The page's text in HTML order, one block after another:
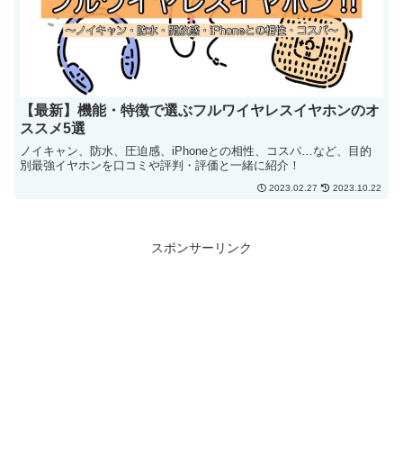
【最新】機能・特徴で選ぶフルワイヤレスイヤホンのオ
ススメ5選
ノイキャン、防水、圧迫感、iPhoneとの相性、コスパ…など、目的
別最強イヤホンを口コミや評判・評価と一緒に紹介！
2023.02.27 2023.10.22
スポンサーリンク